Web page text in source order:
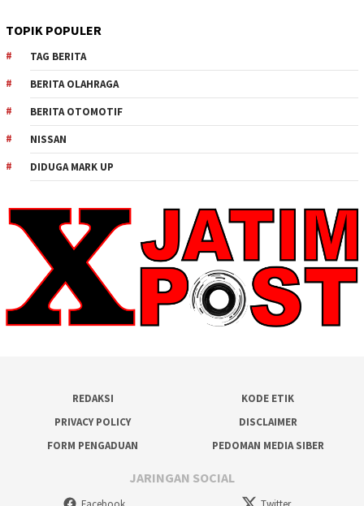
TOPIK POPULER
TAG BERITA
BERITA OLAHRAGA
BERITA OTOMOTIF
NISSAN
DIDUGA MARK UP
REDAKSI
KODE ETIK
PRIVACY POLICY
DISCLAIMER
FORM PENGADUAN
PEDOMAN MEDIA SIBER
JARINGAN SOCIAL